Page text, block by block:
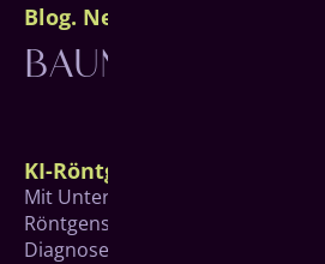
Blog. News. Wissenswertes.
BAUMGARTEN
KI-Röntgen
Mit Unterstützung des
Röntgensystems X-Ray Insights
Diagnosen noch präziser.